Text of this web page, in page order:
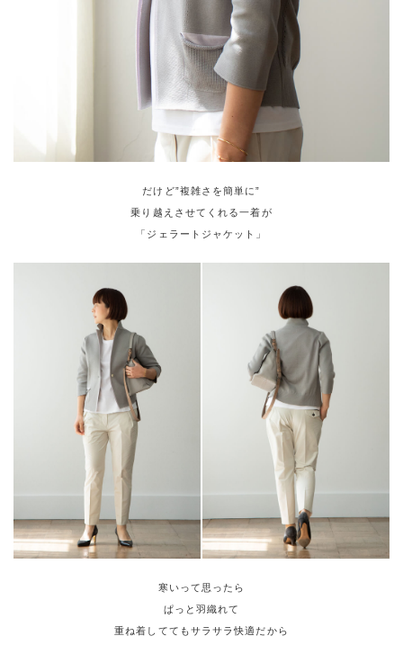
だけど”複雑さを簡単に”
乗り越えさせてくれる一着が
「ジェラートジャケット」
寒いって思ったら
ぱっと羽織れて
重ね着しててもサラサラ快適だから